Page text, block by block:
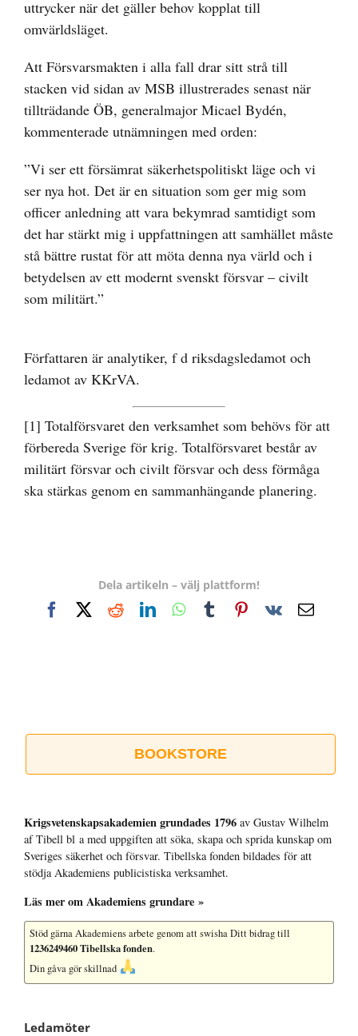
uttrycker när det gäller behov kopplat till
omvärldsläget.
Att Försvarsmakten i alla fall drar sitt strå till
stacken vid sidan av MSB illustrerades senast när
tillträdande ÖB, generalmajor Micael Bydén,
kommenterade utnämningen med orden:
”Vi ser ett försämrat säkerhetspolitiskt läge och vi
ser nya hot. Det är en situation som ger mig som
officer anledning att vara bekymrad samtidigt som
det har stärkt mig i uppfattningen att samhället måste
stå bättre rustat för att möta denna nya värld och i
betydelsen av ett modernt svenskt försvar – civilt
som militärt.”
Författaren är analytiker, f d riksdagsledamot och
ledamot av KKrVA.
[1] Totalförsvaret den verksamhet som behövs för att
förbereda Sverige för krig. Totalförsvaret består av
militärt försvar och civilt försvar och dess förmåga
ska stärkas genom en sammanhängande planering.
Dela artikeln – välj plattform!
FacebookRedditLinkedInWhatsApp
TumblrPinterest
Vk
E-
BOOKSTORE
Krigsvetenskap­sakademien grundades 1796 av Gustav Wilhelm
af Tibell bl a med uppgiften att söka, skapa och sprida kunskap om
Sveriges säkerhet och försvar. Tibellska fonden bildades för att
stödja Akademiens publicistiska verksamhet.
Läs mer om Akademiens grundare »
Stöd gärna Akademiens arbete genom att swisha Ditt bidrag till
1236249460 Tibellska fonden.
Din gåva gör skillnad
Ledamöter